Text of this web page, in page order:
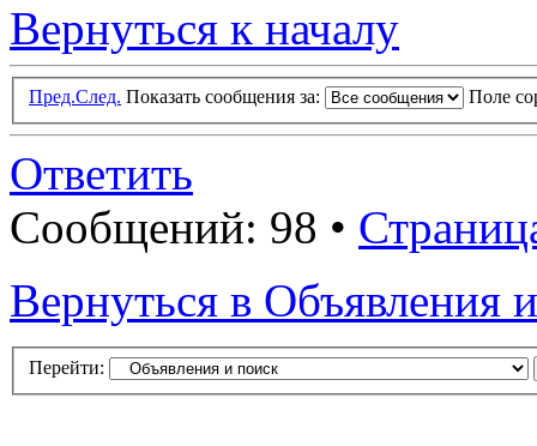
Вернуться к началу
Пред.След. Показать сообщения за: Поле
Ответить
Сообщений: 98 •
Вернуться в Объявления
Перейти: